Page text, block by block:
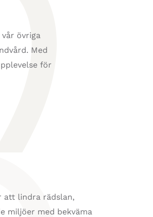
övriga
Med
för
att lindra rädslan,
miljöer med bekväma